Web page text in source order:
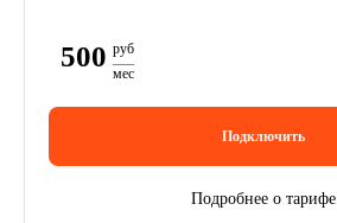
500 руб
мес
Подключить
Подробнее о тарифе